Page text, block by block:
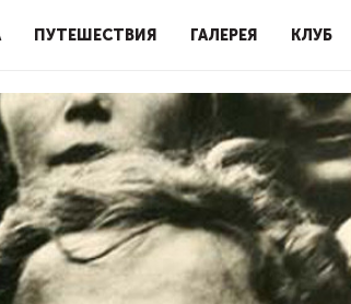
ПУТЕШЕСТВИЯ ГАЛЕРЕЯ КЛУБ